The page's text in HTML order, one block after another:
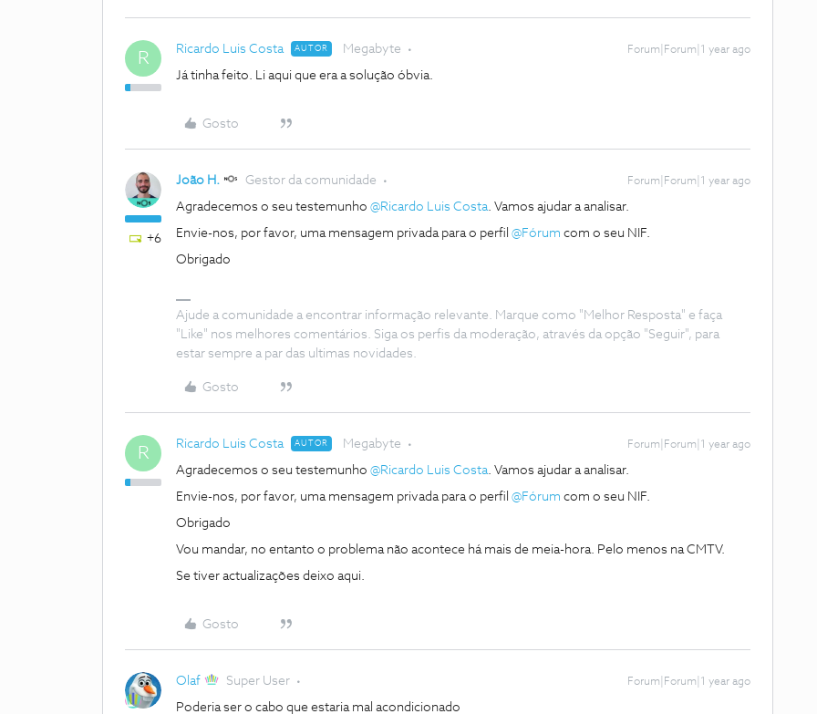
R Ricardo Luis Costa AUTOR Megabyte Forum|Forum|1 year ago
Já tinha feito. Li aqui que era a solução óbvia.
Gosto
+6
João H. Gestor da comunidade Forum|Forum|1 year ago
Agradecemos o seu testemunho ​ @Ricardo Luis Costa. Vamos ajudar a analisar.
Envie-nos, por favor, uma mensagem privada para o perfil ​ @Fórum com o seu NIF.
Obrigado
Ajude a comunidade a encontrar informação relevante. Marque como "Melhor Resposta" e faça
"Like" nos melhores comentários. Siga os perfis da moderação, através da opção "Seguir", para
estar sempre a par das ultimas novidades.
Gosto
R Ricardo Luis Costa AUTOR Megabyte Forum|Forum|1 year ago
Agradecemos o seu testemunho ​ @Ricardo Luis Costa. Vamos ajudar a analisar.
Envie-nos, por favor, uma mensagem privada para o perfil ​ @Fórum com o seu NIF.
Obrigado
Vou mandar, no entanto o problema não acontece há mais de meia-hora. Pelo menos na CMTV.
Se tiver actualizações deixo aqui.
Gosto
Olaf Super User Forum|Forum|1 year ago
Poderia ser o cabo que estaria mal acondicionado